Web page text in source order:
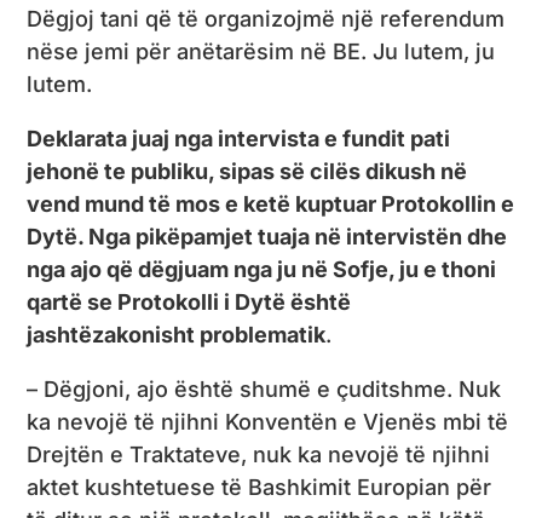
Dëgjoj tani që të organizojmë një referendum
nëse jemi për anëtarësim në BE. Ju lutem, ju
lutem.
Deklarata juaj nga intervista e fundit pati
jehonë te publiku, sipas së cilës dikush në
vend mund të mos e ketë kuptuar Protokollin e
Dytë. Nga pikëpamjet tuaja në intervistën dhe
nga ajo që dëgjuam nga ju në Sofje, ju e thoni
qartë se Protokolli i Dytë është
jashtëzakonisht problematik.
– Dëgjoni, ajo është shumë e çuditshme. Nuk
ka nevojë të njihni Konventën e Vjenës mbi të
Drejtën e Traktateve, nuk ka nevojë të njihni
aktet kushtetuese të Bashkimit Europian për